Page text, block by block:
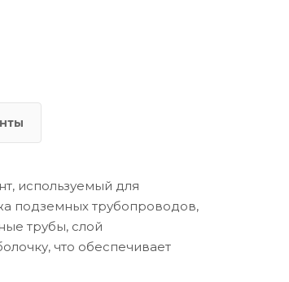
используемый для
подземных трубопроводов,
трубы, слой
что обеспечивает